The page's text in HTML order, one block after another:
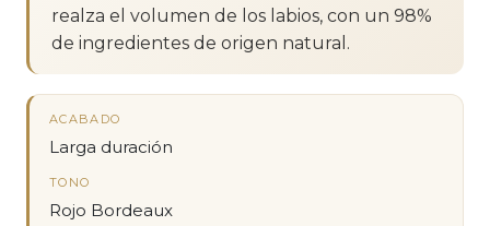
realza el volumen de los labios, con un 98%
de ingredientes de origen natural.
ACABADO
Larga duración
TONO
Rojo Bordeaux